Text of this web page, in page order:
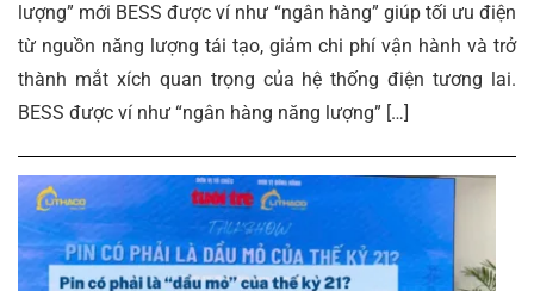
lượng” mới BESS được ví như “ngân hàng” giúp tối ưu điện
từ nguồn năng lượng tái tạo, giảm chi phí vận hành và trở
thành mắt xích quan trọng của hệ thống điện tương lai.
BESS được ví như “ngân hàng năng lượng” […]